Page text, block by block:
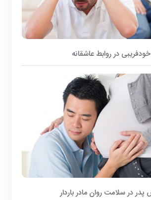
خودفریبی در روابط عاشقانه
در سلامت روان مادر باردار